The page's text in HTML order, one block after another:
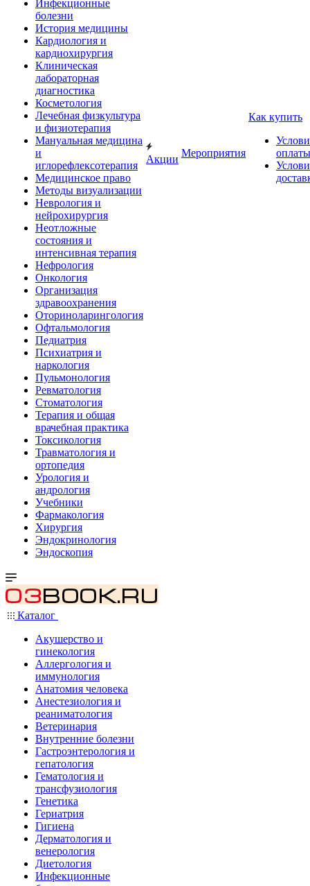
Инфекционные
болезни
История медицины
Кардиология и
кардиохирургия
Клиническая
лабораторная
диагностика
Косметология
Лечебная физкультура
и физиотерапия
Мануальная медицина
и
иглорефлексотерапия
Медицинское право
Методы визуализации
Неврология и
нейрохирургия
Неотложные
состояния и
интенсивная терапия
Нефрология
Онкология
Организация
здравоохранения
Оториноларингология
Офтальмология
Педиатрия
Психиатрия и
наркология
Пульмонология
Ревматология
Стоматология
Терапия и общая
врачебная практика
Токсикология
Травматология и
ортопедия
Урология и
андрология
Учебники
Фармакология
Хирургия
Эндокринология
Эндоскопия
Акции
Мероприятия
Как купить
оплаты
Каталог
Акушерство и
гинекология
Аллергология и
иммунология
Анатомия человека
Анестезиология и
реаниматология
Ветеринария
Внутренние болезни
Гастроэнтерология и
гепатология
Гематология и
трансфузиология
Генетика
Гериатрия
Гигиена
Дерматология и
венерология
Диетология
Инфекционные